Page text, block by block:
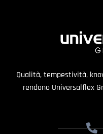
Qualità, tempestività,
rendono Universalflex